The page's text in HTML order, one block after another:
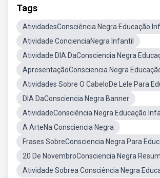
Tags
AtividadesConsciência Negra Educação
Atividade ConcienciaNegra Infantil
Atividade DIA DaConsciencia Negra
ApresentaçãoConsciencia Negra
Atividades Sobre O CabeloDe Lele Para
DIA DaConsciencia Negra Banner
AtividadeConsciência Negra Educação
A ArteNa Consciencia Negra
Frases SobreConsciencia Negra Para
20 De NovembroConsciencia Negra
Atividade Sobrea Consciência Negra